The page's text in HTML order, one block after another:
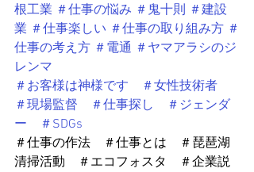
根工業 ＃仕事の悩み ＃鬼十則 ＃建設
業 ＃仕事楽しい ＃仕事の取り組み方 ＃
仕事の考え方 ＃電通 ＃ヤマアラシのジ
レンマ
＃お客様は神様です　＃女性技術者
＃現場監督　＃仕事探し　＃ジェンダ
ー　＃SDGs
＃仕事の作法　＃仕事とは　＃琵琶湖
清掃活動　＃エコフォスタ　＃企業説